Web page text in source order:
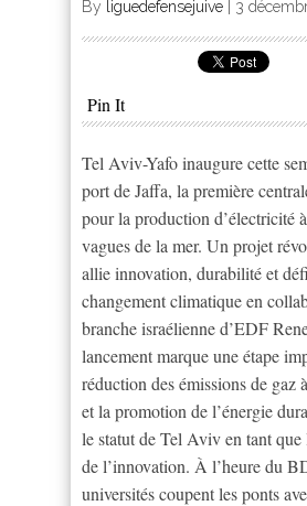
By liguedefensejuive 3
Pin It
Tel Aviv-Yafo inaugure cette
port de Jaffa, la première
pour la production d’électricité
vagues de la mer. Un projet
allie innovation, durabilité et
changement climatique en
branche israélienne d’EDF
lancement marque une étape
réduction des émissions de gaz
et la promotion de l’énergie
le statut de Tel Aviv en tant que
de l’innovation. À l’heure du
universités coupent les ponts